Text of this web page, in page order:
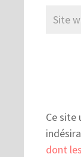
Ce site
dont